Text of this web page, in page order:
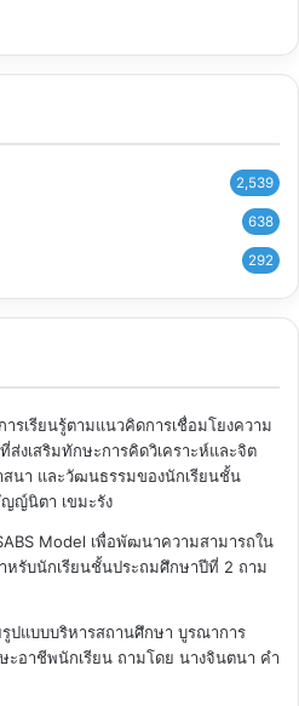
2,539
638
292
รเรียนรู้ตามแนวคิดการเชื่อมโยงความ
ส่งเสริมทักษะการคิดวิเคราะห์และจิต
นา และวัฒนธรรมของนักเรียนชั้น
ญ์นิตา เขมะรัง
Model เพื่อพัฒนาความสามารถใน
รับนักเรียนชั้นประถมศึกษาปีที่ 2 ถาม
รูปแบบบริหารสถานศึกษา บูรณาการ
อาชีพนักเรียน ถามโดย นางจินตนา คำ